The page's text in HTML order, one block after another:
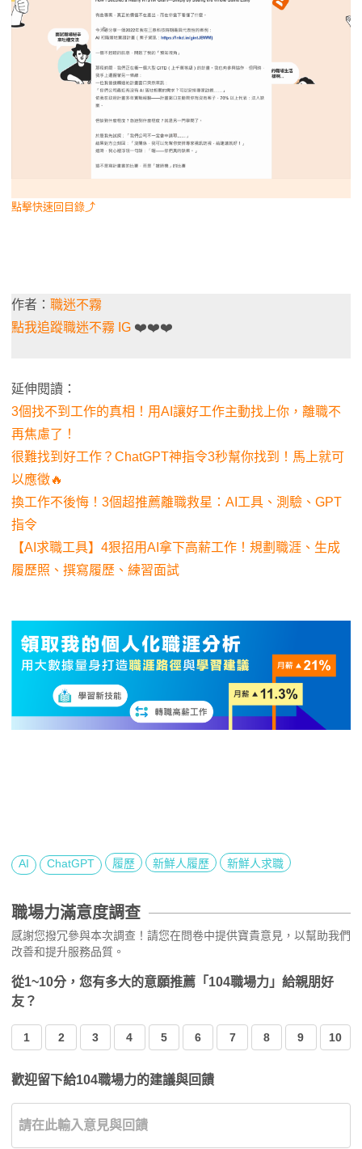
點擊快速回目錄⤴
作者： 職迷不霧
點我追蹤職迷不霧 IG ❤️❤️❤️
延伸閱讀：
3個找不到工作的真相！用AI讓好工作主動找上你，離職不
再焦慮了！
很難找到好工作？ChatGPT神指令3秒幫你找到！馬上就可
以應徵🔥
換工作不後悔！3個超推薦離職救星：AI工具、測驗、GPT
指令
【AI求職工具】4狠招用AI拿下高薪工作！規劃職涯、生成
履歷照、撰寫履歷、練習面試
AI ChatGPT 履歷 新鮮人履歷 新鮮人求職
職場力滿意度調查
感謝您撥冗參與本次調查！請您在問卷中提供寶貴意見，以幫助我們
改善和提升服務品質。
從1~10分，您有多大的意願推薦「104職場力」給親朋好
友？
1 2 3 4 5 6 7 8 9 10
歡迎留下給104職場力的建議與回饋